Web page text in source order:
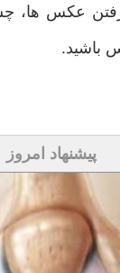
عکس ها،
باشید.
پیشنهاد امروز